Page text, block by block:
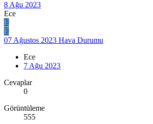
8 Ağu 2023
Ece
E
E
07 Ağustos 2023 Hava Durumu
Ece
7 Ağu 2023
Cevaplar
0
Görüntüleme
555